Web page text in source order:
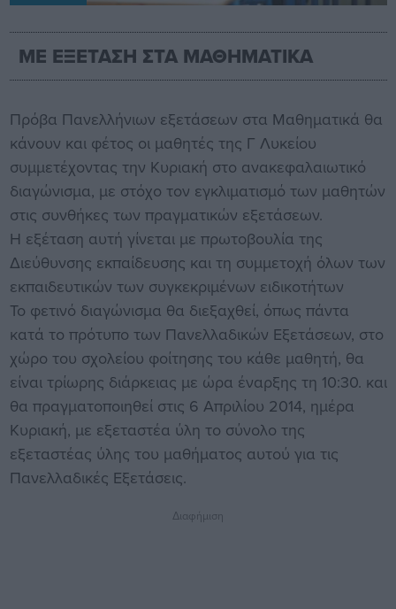
ΜΕ ΕΞΕΤΑΣΗ ΣΤΑ ΜΑΘΗΜΑΤΙΚΑ
Πρόβα Πανελλήνιων εξετάσεων στα Μαθηματικά θα
κάνουν και φέτος οι μαθητές της Γ Λυκείου
συμμετέχοντας την Κυριακή στο ανακεφαλαιωτικό
διαγώνισμα, με στόχο τον εγκλιματισμό των μαθητών
στις συνθήκες των πραγματικών εξετάσεων.
Η εξέταση αυτή γίνεται με πρωτοβουλία της
Διεύθυνσης εκπαίδευσης και τη συμμετοχή όλων των
εκπαιδευτικών των συγκεκριμένων ειδικοτήτων
Το φετινό διαγώνισμα θα διεξαχθεί, όπως πάντα
κατά το πρότυπο των Πανελλαδικών Εξετάσεων, στο
χώρο του σχολείου φοίτησης του κάθε μαθητή, θα
είναι τρίωρης διάρκειας με ώρα έναρξης τη 10:30. και
θα πραγματοποιηθεί στις 6 Απριλίου 2014, ημέρα
Κυριακή, με εξεταστέα ύλη το σύνολο της
εξεταστέας ύλης του μαθήματος αυτού για τις
Πανελλαδικές Εξετάσεις.
Διαφήμιση